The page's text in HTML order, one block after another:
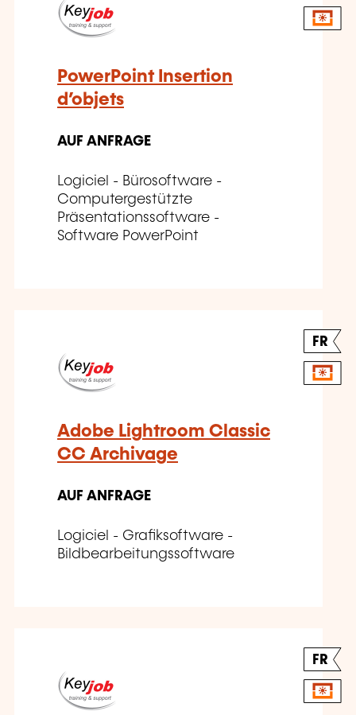
PowerPoint Insertion
d’objets
AUF ANFRAGE
Logiciel - Bürosoftware -
Computergestützte
Präsentationssoftware -
Software PowerPoint
FR
Adobe Lightroom Classic
CC Archivage
AUF ANFRAGE
Logiciel - Grafiksoftware -
Bildbearbeitungssoftware
FR